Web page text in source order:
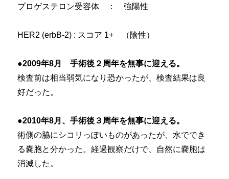
プロゲステロン受容体 ： 強陽性
HER2 (erbB-2) : スコア 1+ （陰性）
●2009年8月 手術後２周年を無事に迎える。
検査前は相当弱気になり恐かったが、検査結果は良
好だった。
●2010年8月、手術後３周年を無事に迎える。
術側の脇にシコリっぽいものがあったが、水ででき
る嚢胞と分かった。経過観察だけで、自然に嚢胞は
消滅した。